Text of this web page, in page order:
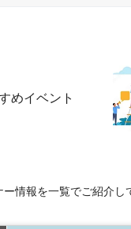
めイベント
情報を一覧でご紹介